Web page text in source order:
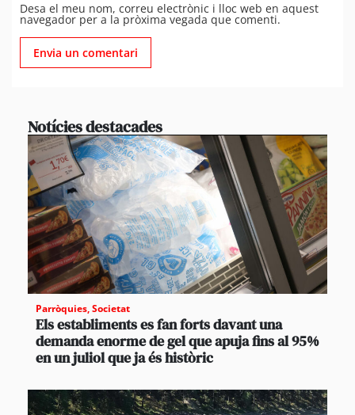
Desa el meu nom, correu electrònic i lloc web en aquest
navegador per a la pròxima vegada que comenti.
Notícies destacades
Parròquies,Societat
Els establiments es fan forts davant una
demanda enorme de gel que apuja fins al 95%
en un juliol que ja és històric